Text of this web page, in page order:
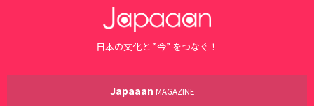
日本の文化と ”今” をつなぐ！
Japaaan MAGAZINE